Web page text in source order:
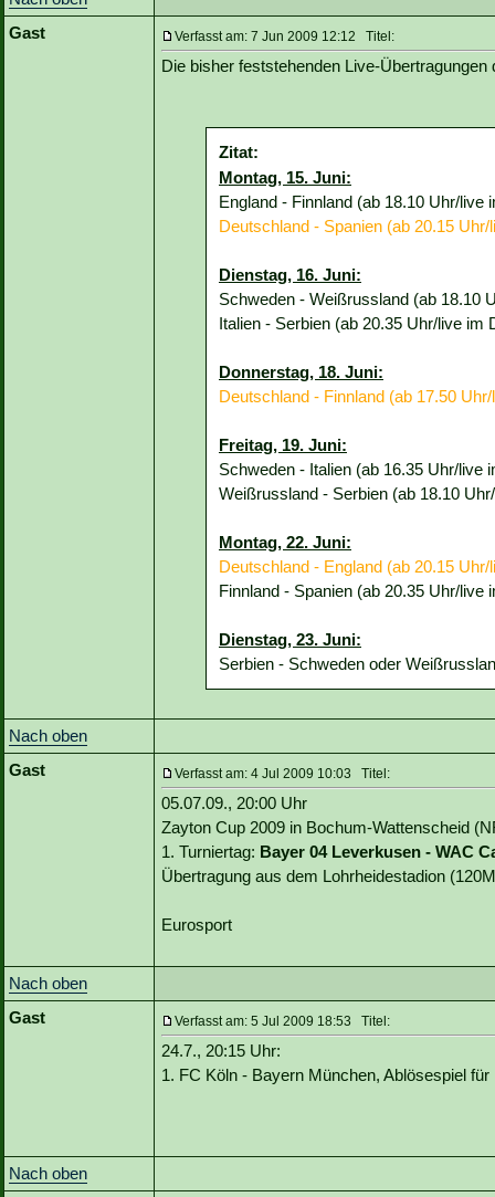
Gast
Verfasst am: 7 Jun 2009 12:12 Titel:
Die bisher feststehenden Live-Übertragungen
Zitat:
Montag, 15. Juni:
England - Finnland (ab 18.10 Uhr/live
Deutschland - Spanien (ab 20.15
Dienstag, 16. Juni:
Schweden - Weißrussland (ab 18.10
Italien - Serbien (ab 20.35 Uhr/live im
Donnerstag, 18. Juni:
Deutschland - Finnland (ab 17.50
Freitag, 19. Juni:
Schweden - Italien (ab 16.35 Uhr/live
Weißrussland - Serbien (ab 18.10
Montag, 22. Juni:
Deutschland - England (ab 20.15
Finnland - Spanien (ab 20.35 Uhr/live
Dienstag, 23. Juni:
Serbien - Schweden oder
Nach oben
Gast
Verfasst am: 4 Jul 2009 10:03 Titel:
05.07.09., 20:00 Uhr
Zayton Cup 2009 in Bochum-Wattenscheid
1. Turniertag: Bayer 04 Leverkusen - WAC
Übertragung aus dem Lohrheidestadion
Eurosport
Nach oben
Gast
Verfasst am: 5 Jul 2009 18:53 Titel:
24.7., 20:15 Uhr:
1. FC Köln - Bayern München, Ablösespiel für
Nach oben